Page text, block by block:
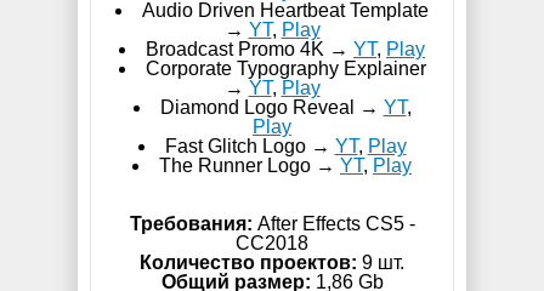
Audio Driven Heartbeat Template
→ YT, Play
Broadcast Promo 4K → YT, Play
Corporate Typography Explainer
→ YT, Play
Diamond Logo Reveal → YT,
Play
Fast Glitch Logo → YT, Play
The Runner Logo → YT, Play
Требования: After Effects CS5 -
СС2018
Количество проектов: 9 шт.
Общий размер: 1,86 Gb